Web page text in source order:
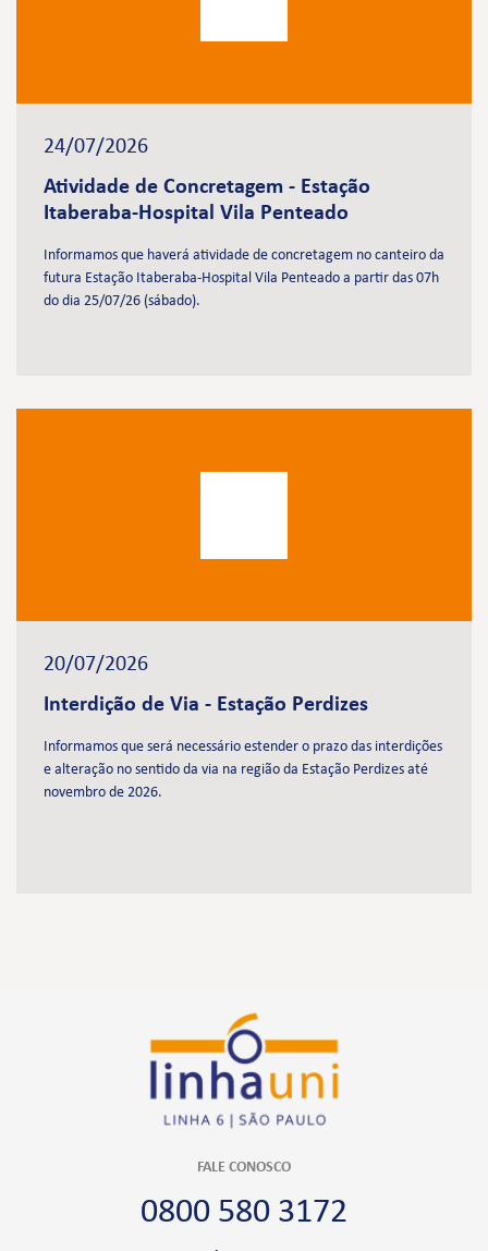
24/07/2026
Atividade de Concretagem - Estação
Itaberaba-Hospital Vila Penteado
Informamos que haverá atividade de concretagem no canteiro da
futura Estação Itaberaba-Hospital Vila Penteado a partir das 07h
do dia 25/07/26 (sábado).
20/07/2026
Interdição de Via - Estação Perdizes
Informamos que será necessário estender o prazo das interdições
e alteração no sentido da via na região da Estação Perdizes até
novembro de 2026.
FALE CONOSCO
0800 580 3172